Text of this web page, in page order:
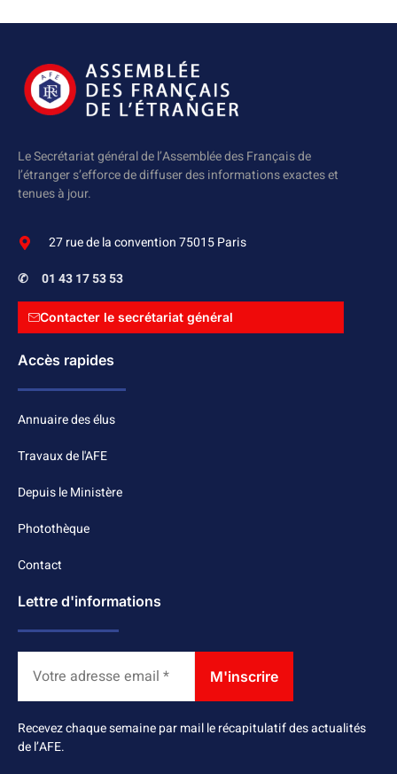
Le Secrétariat général de l’Assemblée des Français de
l’étranger s’efforce de diffuser des informations exactes et
tenues à jour.
27 rue de la convention 75015 Paris
✆ 01 43 17 53 53
Contacter le secrétariat général
Accès rapides
Annuaire des élus
Travaux de l'AFE
Depuis le Ministère
Photothèque
Contact
Lettre d'informations
Recevez chaque semaine par mail le récapitulatif des actualités
de l’AFE.